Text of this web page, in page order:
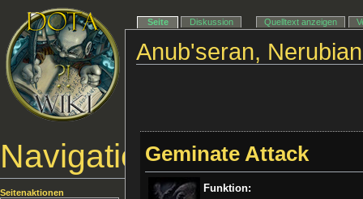
Anub'seran,
Geminate Attack
Funktion:
Navigationsmenü
Seite Diskussion Quelltext anzeigen
Seitenaktionen